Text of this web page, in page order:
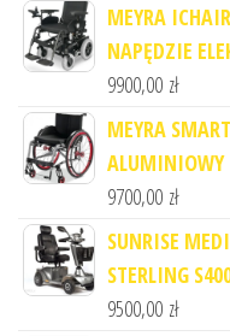
MEYRA
NAPĘDZIE
9900,00 zł
MEYRA
ALUMINIOWY
9700,00 zł
SUNRISE
STERLING
9500,00 zł